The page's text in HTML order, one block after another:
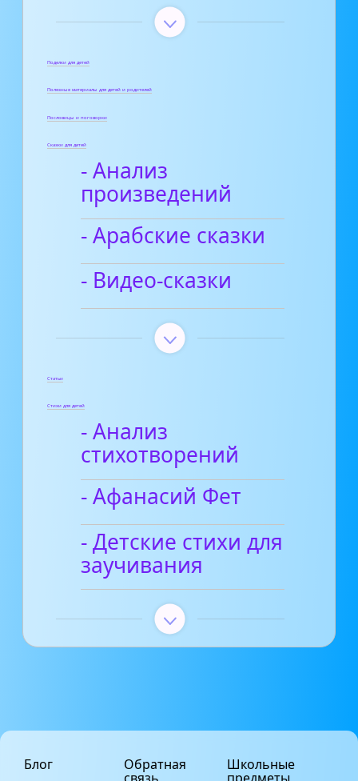
Поделки для детей
Полезные материалы для детей и родителей
Пословицы и поговорки
Сказки для детей
- Анализ
произведений
- Арабские сказки
- Видео-сказки
Статьи
Стихи для детей
- Анализ
стихотворений
- Афанасий Фет
- Детские стихи для
заучивания
Блог Обратная Школьные